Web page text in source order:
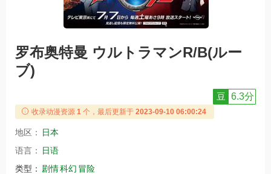
罗布奥特曼 ウルトラマンR/B(ルー
ブ)
豆 6.3分
收录动漫资源 1 个，最后更新于 2023-09-10 06:00:24
地区：
日本
语言：
日语
类型： 剧情科幻 冒险